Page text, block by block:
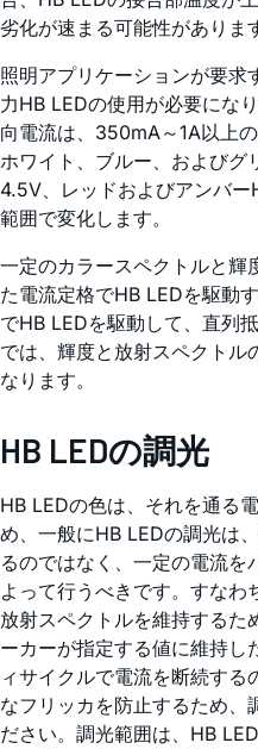
劣化が速まる可能性がありま
照明アプリケーションが要求
力HB LEDの使用が必要にな
向電流は、350mA～1A以上
ホワイト、ブルー、およびグ
4.5V、レッドおよびアンバ
範囲で変化します。
一定のカラースペクトルと輝
た電流定格でHB LEDを駆動
でHB LEDを駆動して、直列
では、輝度と放射スペクトル
なります。
HB LEDの調光
HB LEDの色は、それを通る
め、一般にHB LEDの調光は
るのではなく、一定の電流
よって行うべきです。すなわ
放射スペクトルを維持するた
ーカーが指定する値に維持し
ィサイクルで電流を断続す
なフリッカを防止するため、
ださい。調光範囲は、HB